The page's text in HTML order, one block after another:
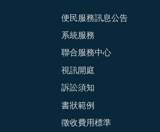
便民服務訊息公告
系統服務
聯合服務中心
視訊開庭
訴訟須知
書狀範例
徵收費用標準